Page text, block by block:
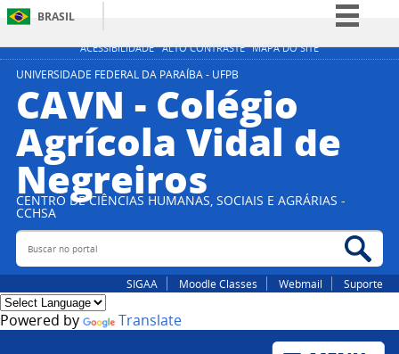
ACESSIBILIDADE ALTO CONTRASTE MAPA DO SITE
BRASIL
Simplifique!
Participe
Acesso à informação
Legislação
UNIVERSIDADE FEDERAL DA PARAÍBA - UFPB
CAVN - Colégio
Agrícola Vidal de
Negreiros
CENTRO DE CIÊNCIAS HUMANAS, SOCIAIS E AGRÁRIAS -
CCHSA
Buscar no portal
SIGAA Moodle Classes Webmail Suporte
Powered by Translate